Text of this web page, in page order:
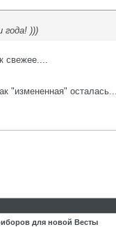
)))
свежее....
"измененная" осталась...
для новой Весты